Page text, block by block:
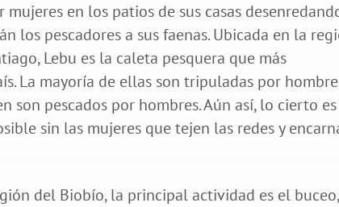
en los patios de sus casas
los pescadores a sus faenas. Ubicada en la
Lebu es la caleta pesquera que más
La mayoría de ellas son tripuladas por
son pescados por hombres. Aún así, lo cierto es
sin las mujeres que tejen las redes y
del Biobío, la principal actividad es el buceo,